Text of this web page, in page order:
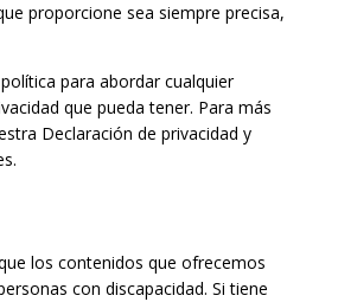
proporcione sea siempre precisa,
para abordar cualquier
que pueda tener. Para más
Declaración de privacidad y
los contenidos que ofrecemos
con discapacidad. Si tiene